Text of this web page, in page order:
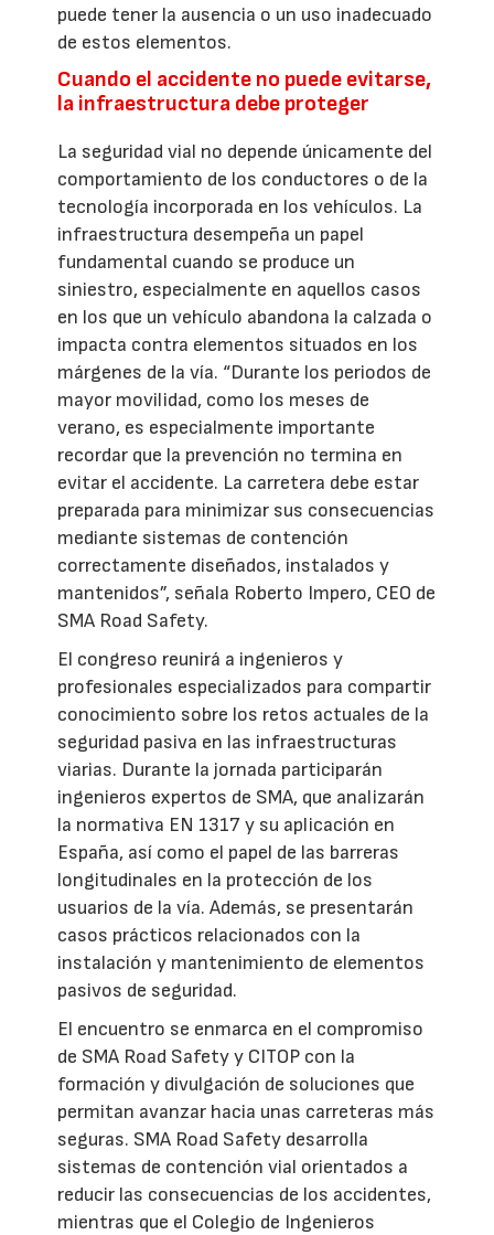
puede tener la ausencia o un uso inadecuado
de estos elementos.
Cuando el accidente no puede evitarse,
la infraestructura debe proteger
La seguridad vial no depende únicamente del
comportamiento de los conductores o de la
tecnología incorporada en los vehículos. La
infraestructura desempeña un papel
fundamental cuando se produce un
siniestro, especialmente en aquellos casos
en los que un vehículo abandona la calzada o
impacta contra elementos situados en los
márgenes de la vía. “Durante los periodos de
mayor movilidad, como los meses de
verano, es especialmente importante
recordar que la prevención no termina en
evitar el accidente. La carretera debe estar
preparada para minimizar sus consecuencias
mediante sistemas de contención
correctamente diseñados, instalados y
mantenidos”, señala Roberto Impero, CEO de
SMA Road Safety.
El congreso reunirá a ingenieros y
profesionales especializados para compartir
conocimiento sobre los retos actuales de la
seguridad pasiva en las infraestructuras
viarias. Durante la jornada participarán
ingenieros expertos de SMA, que analizarán
la normativa EN 1317 y su aplicación en
España, así como el papel de las barreras
longitudinales en la protección de los
usuarios de la vía. Además, se presentarán
casos prácticos relacionados con la
instalación y mantenimiento de elementos
pasivos de seguridad.
El encuentro se enmarca en el compromiso
de SMA Road Safety y CITOP con la
formación y divulgación de soluciones que
permitan avanzar hacia unas carreteras más
seguras. SMA Road Safety desarrolla
sistemas de contención vial orientados a
reducir las consecuencias de los accidentes,
mientras que el Colegio de Ingenieros